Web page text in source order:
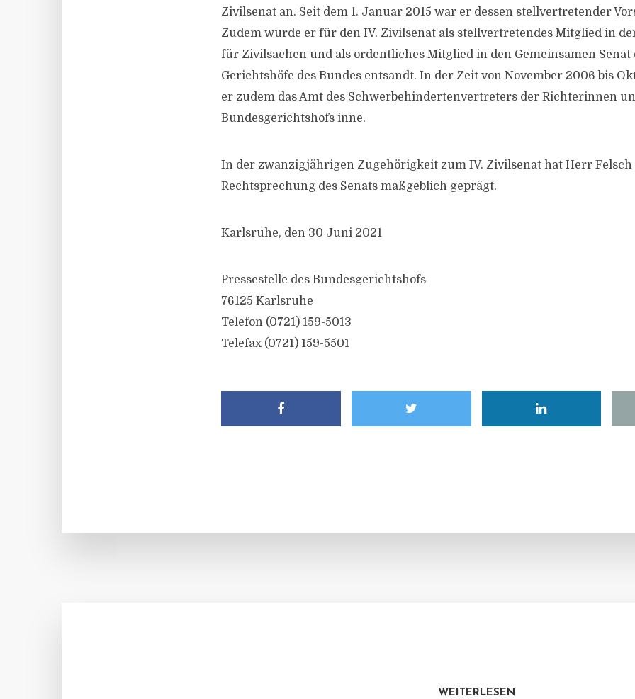
Zivilsenat an. Seit dem 1. Januar 2015 war er dessen stellvertretender
Zudem wurde er für den IV. Zivilsenat als stellvertretendes Mitglied in
für Zivilsachen und als ordentliches Mitglied in den Gemeinsamen Senat
Gerichtshöfe des Bundes entsandt. In der Zeit von November 2006 bis
er zudem das Amt des Schwerbehindertenvertreters der Richterinnen
Bundesgerichtshofs inne.
In der zwanzigjährigen Zugehörigkeit zum IV. Zivilsenat hat Herr Felsch
Rechtsprechung des Senats maßgeblich geprägt.
Karlsruhe, den 30 Juni 2021
Pressestelle des Bundesgerichtshofs
76125 Karlsruhe
Telefon (0721) 159-5013
Telefax (0721) 159-5501
WEITERLESEN